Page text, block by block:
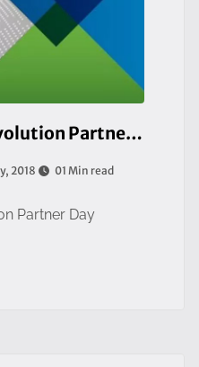
VMware Digi(R)evolution Partner Day
2018 01 Min read
Partner Day